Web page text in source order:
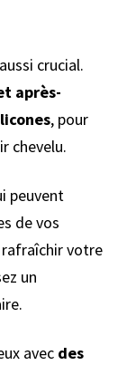
crucial.
après-
, pour
chevelu.
peuvent
de vos
rafraîchir votre
un
avec des